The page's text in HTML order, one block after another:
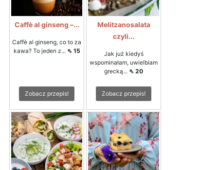
Caffè al ginseng –...
Caffè al ginseng, co to za
kawa? To jeden z... ⇖ 15
Zobacz przepis!
Melitzanosalata
czyli...
Jak już kiedyś
wspominałam, uwielbiam
grecką... ⇖ 20
Zobacz przepis!